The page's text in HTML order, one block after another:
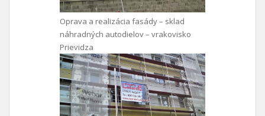
Oprava a realizácia fasády – sklad
náhradných autodielov – vrakovisko
Prievidza